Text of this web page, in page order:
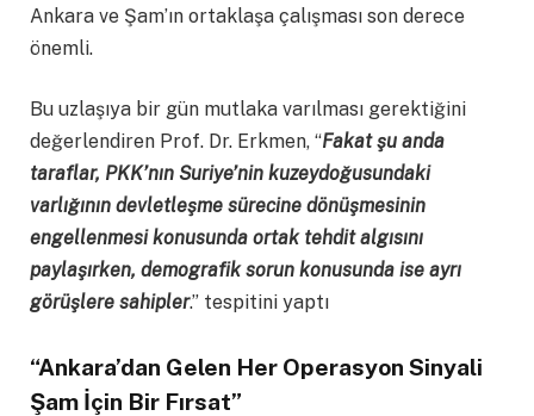
Ankara ve Şam’ın ortaklaşa çalışması son derece
önemli.
Bu uzlaşıya bir gün mutlaka varılması gerektiğini
değerlendiren Prof. Dr. Erkmen, “Fakat şu anda
taraflar, PKK’nın Suriye’nin kuzeydoğusundaki
varlığının devletleşme sürecine dönüşmesinin
engellenmesi konusunda ortak tehdit algısını
paylaşırken, demografik sorun konusunda ise ayrı
görüşlere sahipler.” tespitini yaptı
“Ankara’dan Gelen Her Operasyon Sinyali
Şam İçin Bir Fırsat”